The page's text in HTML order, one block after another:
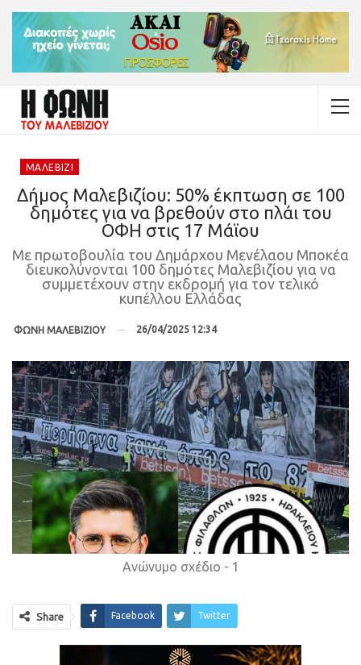
ΜΑΛΕΒΊΖΙ
Δήμος Μαλεβιζίου: 50% έκπτωση σε 100
δημότες για να βρεθούν στο πλάι του
ΟΦΗ στις 17 Μάϊου
Με πρωτοβουλία του Δημάρχου Μενέλαου Μποκέα
διευκολύνονται 100 δημότες Μαλεβιζίου για να
συμμετέχουν στην εκδρομή για τον τελικό
κυπέλλου Ελλάδας
ΦΩΝΗ ΜΑΛΕΒΙΖΙΟΥ 26/04/2025 12:34
Ανώνυμο σχέδιο - 1
Share Facebook Twitter